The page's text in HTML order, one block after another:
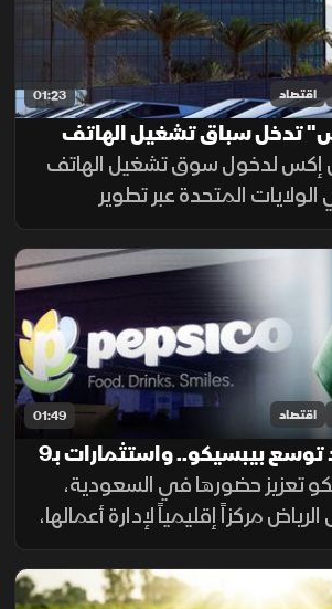
01:23 اقتصاد
تدخل سباق تشغيل الهاتف
على "ستارلينك"
لدخول سوق تشغيل الهاتف
المتحدة عبر تطوير
تحتية أرضية. ويتطلب المشروع
وأبراجًا وطيفًا تردديًا، وسط
إتاحة شبكاتها لها.
01:49 اقتصاد
الرياض تقود توسع بيبسيكو.. واستثمارات بـ9
تعزيز حضورها في السعودية،
مركزاً إقليمياً لإدارة أعمالها،
كبيرة وخطط للتوسع